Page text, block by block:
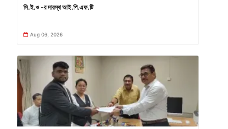
সি.ই.ও -র দারস্থ আই.পি.এফ.টি
Aug 06, 2026